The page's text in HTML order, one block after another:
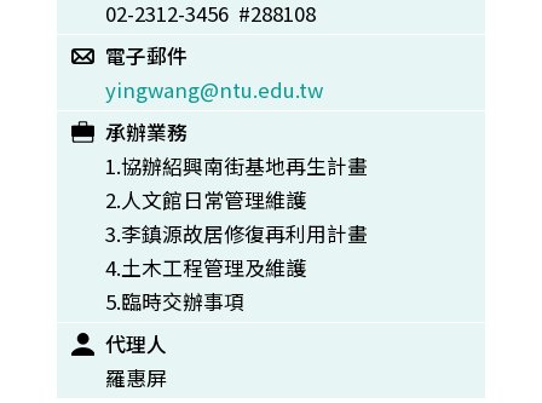
02-2312-3456 #288108
電子郵件
yingwang@ntu.edu.tw
承辦業務
1.協辦紹興南街基地再生計畫
2.人文館日常管理維護
3.李鎮源故居修復再利用計畫
4.土木工程管理及維護
5.臨時交辦事項
代理人
羅惠屏